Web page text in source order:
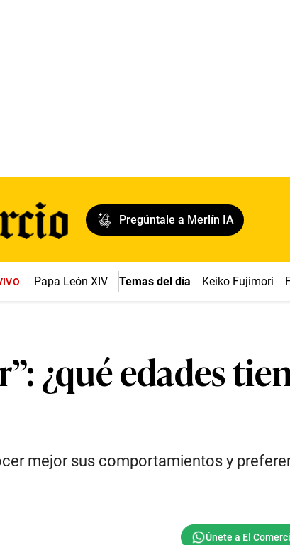
Pregúntale a Merlín IA
Papa León XIV Temas del día Keiko Fujimori
¿qué edades
mejor sus comportamientos y